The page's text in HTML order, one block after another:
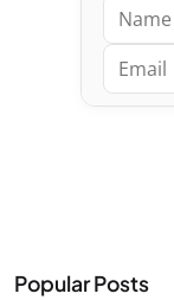
Popular Posts